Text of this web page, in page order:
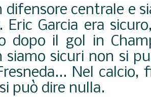
difensore centrale e
Eric Garcia era
dopo il gol in
siamo sicuri non si
Nel
può dire nulla.